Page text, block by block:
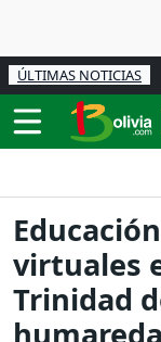
ÚLTIMAS NOTICIAS
virtuales
Trinidad